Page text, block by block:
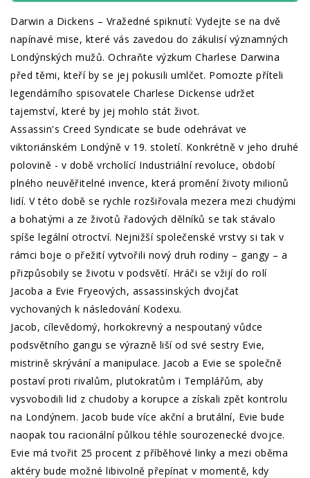
Darwin a Dickens – Vražedné spiknutí: Vydejte se na dvě
napínavé mise, které vás zavedou do zákulisí významných
Londýnských mužů. Ochraňte výzkum Charlese Darwina
před těmi, kteří by se jej pokusili umlčet. Pomozte příteli
legendárního spisovatele Charlese Dickense udržet
tajemství, které by jej mohlo stát život.
Assassin's Creed Syndicate se bude odehrávat ve
viktoriánském Londýně v 19. století. Konkrétně v jeho druhé
polovině - v době vrcholící Industriální revoluce, období
plného neuvěřitelné invence, která promění životy milionů
lidí. V této době se rychle rozšiřovala mezera mezi chudými
a bohatými a ze životů řadových dělníků se tak stávalo
spíše legální otroctví. Nejnižší společenské vrstvy si tak v
rámci boje o přežití vytvořili nový druh rodiny – gangy – a
přizpůsobily se životu v podsvětí. Hráči se vžijí do rolí
Jacoba a Evie Fryeových, assassinských dvojčat
vychovaných k následování Kodexu.
Jacob, cílevědomý, horkokrevný a nespoutaný vůdce
podsvětního gangu se výrazně liší od své sestry Evie,
mistrině skrývání a manipulace. Jacob a Evie se společně
postaví proti rivalům, plutokratům i Templářům, aby
vysvobodili lid z chudoby a korupce a získali zpět kontrolu
na Londýnem. Jacob bude více akční a brutální, Evie bude
naopak tou racionální půlkou téhle sourozenecké dvojce.
Evie má tvořit 25 procent z příběhové linky a mezi oběma
aktéry bude možné libivolně přepínat v momentě, kdy